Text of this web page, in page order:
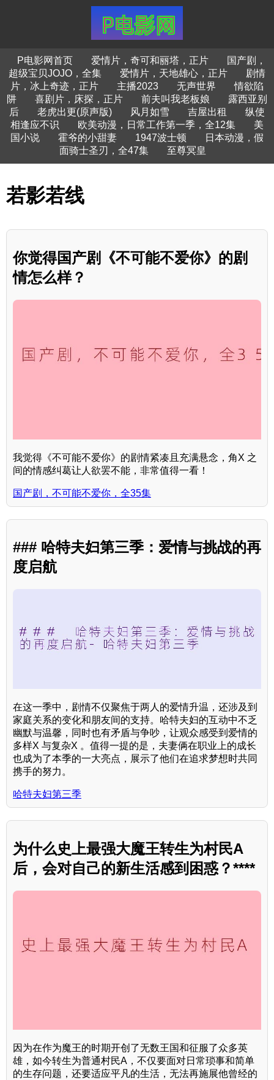
P电影网首页 爱情片，奇可和丽塔，正片
国产剧，
超级宝贝JOJO，全集
爱情片，天地雄心，正片
剧情
片，冰上奇迹，正片
主播2023 无声世界
情欲陷
阱
喜剧片，床探，正片 前夫叫我老板娘
露西亚别
后
老虎出更(原声版) 风月如雪 吉屋出租
纵使
相逢应不识
欧美动漫，日常工作第一季，全12集
美
国小说
霍爷的小甜妻 1947波士顿
日本动漫，假
面骑士圣刃，全47集
至尊冥皇
若影若线
你觉得国产剧《不可能不爱你》的剧
情怎么样？
我觉得《不可能不爱你》的剧情紧凑且充满悬念，角X 之
间的情感纠葛让人欲罢不能，非常值得一看！
国产剧，不可能不爱你，全35集
### 哈特夫妇第三季：爱情与挑战的再
度启航
在这一季中，剧情不仅聚焦于两人的爱情升温，还涉及到
家庭关系的变化和朋友间的支持。哈特夫妇的互动中不乏
幽默与温馨，同时也有矛盾与争吵，让观众感受到爱情的
多样X 与复杂X 。值得一提的是，夫妻俩在职业上的成长
也成为了本季的一大亮点，展示了他们在追求梦想时共同
携手的努力。
哈特夫妇第三季
为什么史上最强大魔王转生为村民A
后，会对自己的新生活感到困惑？****
因为在作为魔王的时期开创了无数王国和征服了众多英
雄，如今转生为普通村民A，不仅要面对日常琐事和简单
的生存问题，还要适应平凡的生活，无法再施展他曾经的